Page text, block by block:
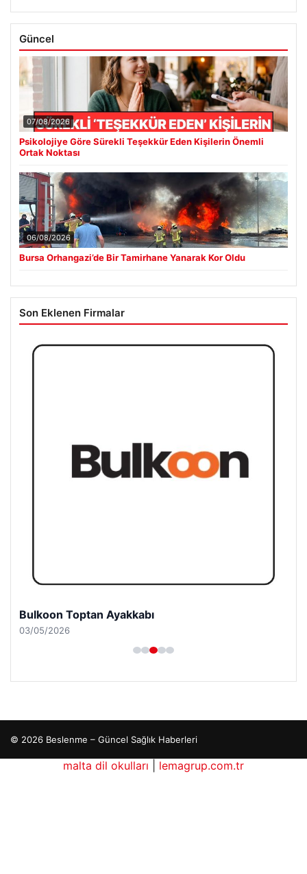
Güncel
07/08/2026
Psikolojiye Göre Sürekli Teşekkür Eden Kişilerin Önemli
Ortak Noktası
06/08/2026
Bursa Orhangazi’de Bir Tamirhane Yanarak Kor Oldu
Son Eklenen Firmalar
Bulkoon Toptan Ayakkabı
03/05/2026
© 2026 Beslenme – Güncel Sağlık Haberleri
malta dil okulları
lemagrup.com.tr